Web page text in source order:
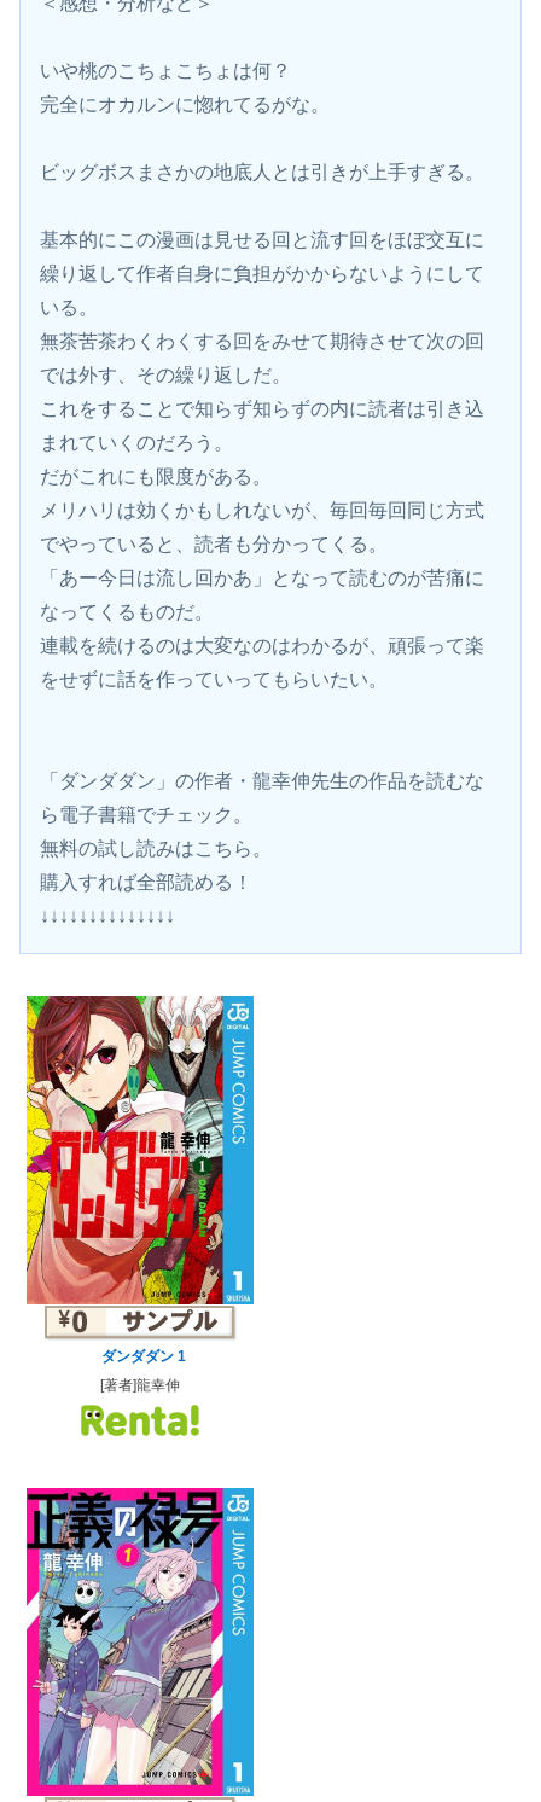
いや桃のこちょこちょは何？
完全にオカルンに惚れてるがな。
ビッグボスまさかの地底人とは引きが上手すぎる。
基本的にこの漫画は見せる回と流す回をほぼ交互に
繰り返して作者自身に負担がかからないようにして
いる。
無茶苦茶わくわくする回をみせて期待させて次の回
では外す、その繰り返しだ。
これをすることで知らず知らずの内に読者は引き込
まれていくのだろう。
だがこれにも限度がある。
メリハリは効くかもしれないが、毎回毎回同じ方式
でやっていると、読者も分かってくる。
「あー今日は流し回かあ」となって読むのが苦痛に
なってくるものだ。
連載を続けるのは大変なのはわかるが、頑張って楽
をせずに話を作っていってもらいたい。
「ダンダダン」の作者・龍幸伸先生の作品を読むな
ら電子書籍でチェック。
無料の試し読みはこちら。
購入すれば全部読める！
↓↓↓↓↓↓↓↓↓↓↓↓↓↓
ダンダダン 1
[著者]龍幸伸